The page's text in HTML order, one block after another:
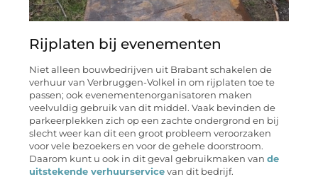
Rijplaten bij evenementen
Niet alleen bouwbedrijven uit Brabant schakelen de
verhuur van Verbruggen-Volkel in om rijplaten toe te
passen; ook evenementenorganisatoren maken
veelvuldig gebruik van dit middel. Vaak bevinden de
parkeerplekken zich op een zachte ondergrond en bij
slecht weer kan dit een groot probleem veroorzaken
voor vele bezoekers en voor de gehele doorstroom.
Daarom kunt u ook in dit geval gebruikmaken van de
uitstekende verhuurservice van dit bedrijf.